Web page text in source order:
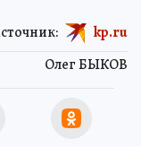
Олег БЫКОВ
kp.ru